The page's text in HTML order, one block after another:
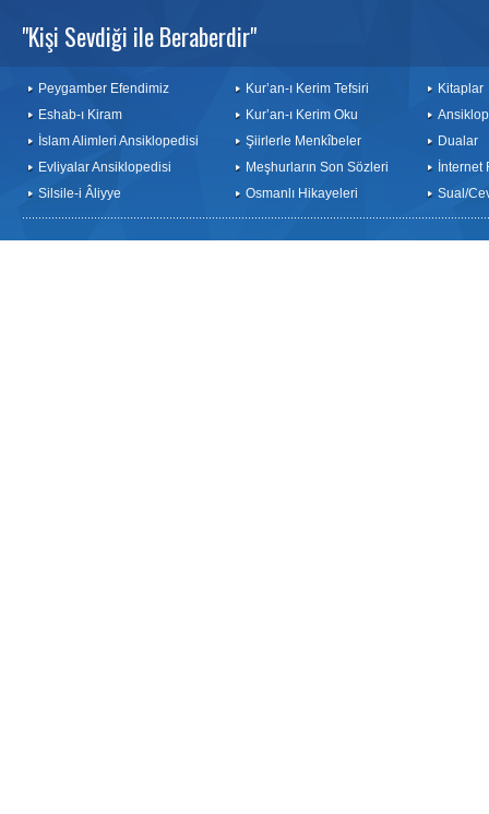
"Kişi Sevdiği ile Beraberdir"
Peygamber Efendimiz
Eshab-ı Kiram
İslam Alimleri Ansiklopedisi
Evliyalar Ansiklopedisi
Silsile-i Âliyye
Kur’an-ı Kerim Tefsiri
Kur’an-ı Kerim Oku
Şiirlerle Menkîbeler
Meşhurların Son Sözleri
Osmanlı Hikayeleri
Kitaplar
Dualar
İnternet
Sual/